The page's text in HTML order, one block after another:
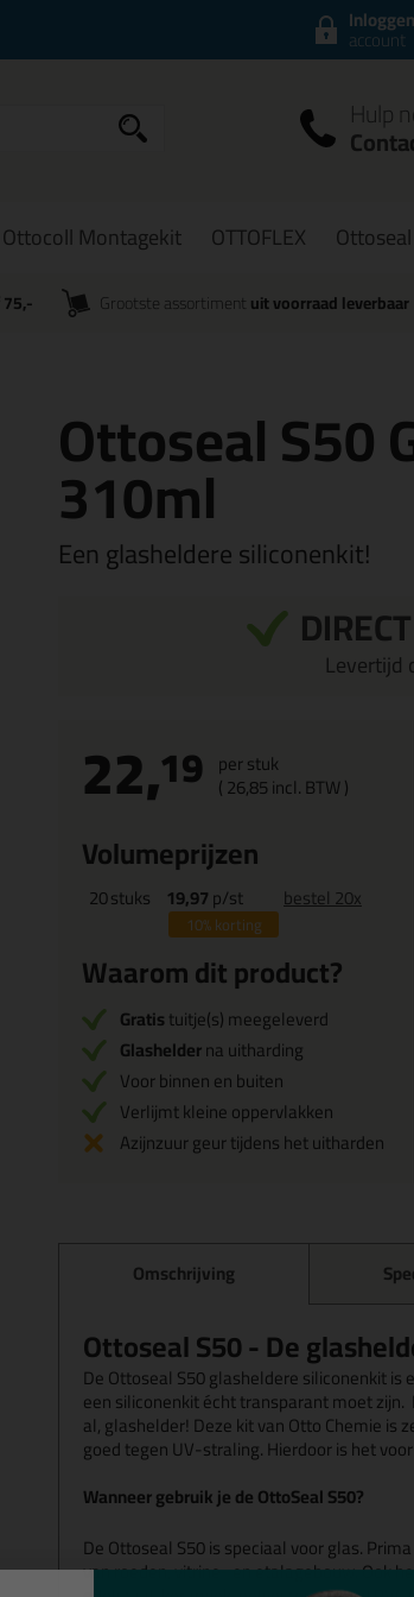
Inloggen
account
Hulp
Ottocoll Montagekit OTTOFLEX
75,- Grootste assortiment uit voorraad leverbaar
Ottoseal S50
310ml
Een glasheldere siliconenkit!
Levertijd
22,19 per stuk
(26,85incl. BTW )
Volumeprijzen
20stuks 19,97p/st
10%korting
bestel 20x
Waarom dit product?
Gratistuitje(s) meegeleverd
Glashelderna uitharding
Voor binnen en buiten
Verlijmt kleine oppervlakken
Azijnzuur geur tijdens het uitharden
Omschrijving
Ottoseal S50 - De
De Ottoseal S50 glasheldere siliconenkit
een siliconenkit écht transparant moet
al, glashelder! Deze kit van Otto Chemie is
goed tegen UV-straling. Hierdoor is het
Wanneer gebruik je de OttoSeal S50?
De Ottoseal S50 is speciaal voor glas.
van roeden, vitrine- en etalagebouw. Ook